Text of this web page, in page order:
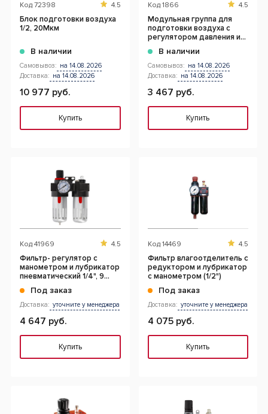
Код 72398 4.5
Блок подготовки воздуха
1/2, 20Мкм
В наличии
Самовывоз: на 14.08.2026
Доставка: на 14.08.2026
10 977 руб.
Купить
Код 1866 4.5
Модульная группа для
подготовки воздуха с
регулятором давления и
В наличии
Самовывоз: на 14.08.2026
Доставка: на 14.08.2026
3 467 руб.
Купить
Код 41969 4.5
Фильтр- регулятор с
манометром и лубрикатор
пневматический 1/4", 9
Под заказ
Доставка: уточните у менеджера
4 647 руб.
Купить
Код 14469 4.5
Фильтр влагоотделитель с
редуктором и лубрикатор
с манометром (1/2")
Под заказ
Доставка: уточните у менеджера
4 075 руб.
Купить